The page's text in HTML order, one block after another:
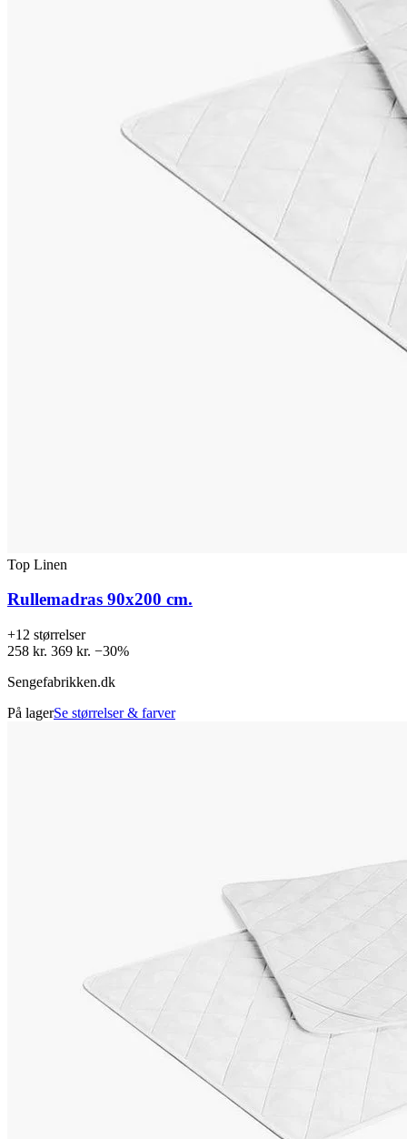
Top Linen
Rullemadras 90x200 cm.
+12 størrelser
258 kr. 369 kr. −30%
Sengefabrikken.dk
På lagerSe størrelser & farver